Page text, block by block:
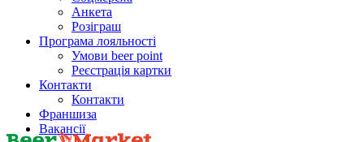
Анкета
Розіграш
Програма лояльності
Умови beer point
Реєстрація картки
Контакти
Контакти
Франшиза
Вакансії